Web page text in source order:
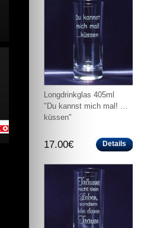
Longdrinkglas 405ml
"Du kannst mich mal! …
küssen"
17.00€ Details